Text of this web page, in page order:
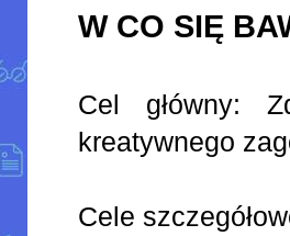
W CO SIĘ
Cel główny:
kreatywnego
Cele